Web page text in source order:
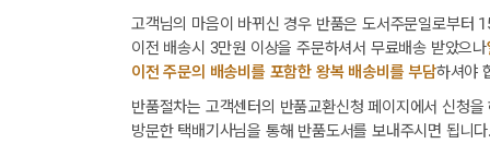
고객님의 마음이 바뀌신 경우 반품은 도서주문일로부터
이전 배송시 3만원 이상을 주문하셔서 무료배송 받았으나
이전 주문의 배송비를 포함한 왕복 배송비를 부담하셔야
반품절차는 고객센터의 반품교환신청 페이지에서 신청
방문한 택배기사님을 통해 반품도서를 보내주시면 됩니